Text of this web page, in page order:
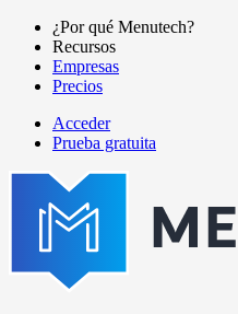
Pasar
contenido
principal
Main
navigation
¿Por qué Menutech?
Recursos
Empresas
Precios
menutech
navigation
Acceder
Prueba gratuita